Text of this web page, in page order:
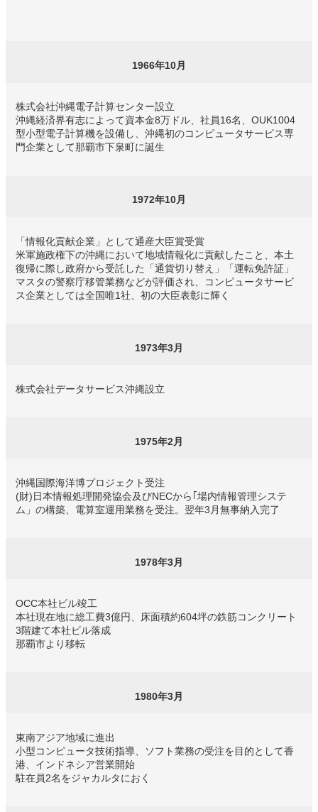
1966年10月
株式会社沖縄電子計算センター設立
沖縄経済界有志によって資本金8万ドル、社員16名、OUK1004
型小型電子計算機を設備し、沖縄初のコンピュータサービス専
門企業として那覇市下泉町に誕生
1972年10月
「情報化貢献企業」として通産大臣賞受賞
米軍施政権下の沖縄において地域情報化に貢献したこと、本土
復帰に際し政府から受託した「通貨切り替え」「運転免許証」
マスタの警察庁移管業務などが評価され、コンピュータサービ
ス企業としては全国唯1社、初の大臣表彰に輝く
1973年3月
株式会社データサービス沖縄設立
1975年2月
沖縄国際海洋博プロジェクト受注
(財)日本情報処理開発協会及びNECから｢場内情報管理システ
ム」の構築、電算室運用業務を受注。翌年3月無事納入完了
1978年3月
OCC本社ビル竣工
本社現在地に総工費3億円、床面積約604坪の鉄筋コンクリート
3階建て本社ビル落成
那覇市より移転
1980年3月
東南アジア地域に進出
小型コンピュータ技術指導、ソフト業務の受注を目的として香
港、インドネシア営業開始
駐在員2名をジャカルタにおく